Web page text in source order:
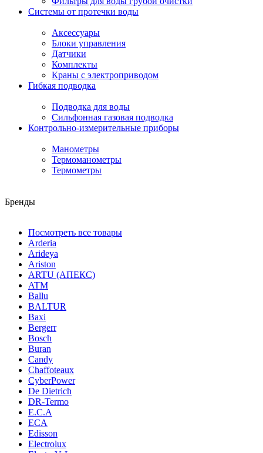
Системы от протечки воды
Аксессуары
Блоки управления
Датчики
Комплекты
Краны с электроприводом
Гибкая подводка
Подводка для воды
Сильфонная газовая подводка
Контрольно-измерительные приборы
Манометры
Термоманометры
Термометры
Бренды
Посмотреть все товары
Arderia
Arideya
Ariston
ARTU (АПЕКС)
ATM
Ballu
BALTUR
Baxi
Bergerr
Bosch
Buran
Candy
Chaffoteaux
CyberPower
De Dietrich
DR-Termo
E.C.A
ECA
Edisson
Electrolux